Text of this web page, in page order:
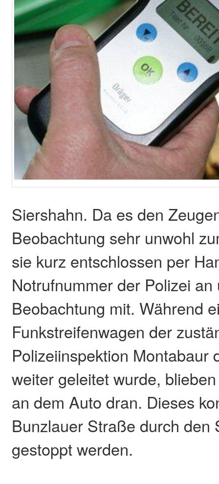
Siershahn. Da es den
Beobachtung sehr unwohl
sie kurz entschlossen per
Notrufnummer der Polizei
Beobachtung mit. Während
Funkstreifenwagen der
Polizeiinspektion Montabaur
weiter geleitet wurde,
an dem Auto dran. Dieses
Bunzlauer Straße durch den
gestoppt werden.